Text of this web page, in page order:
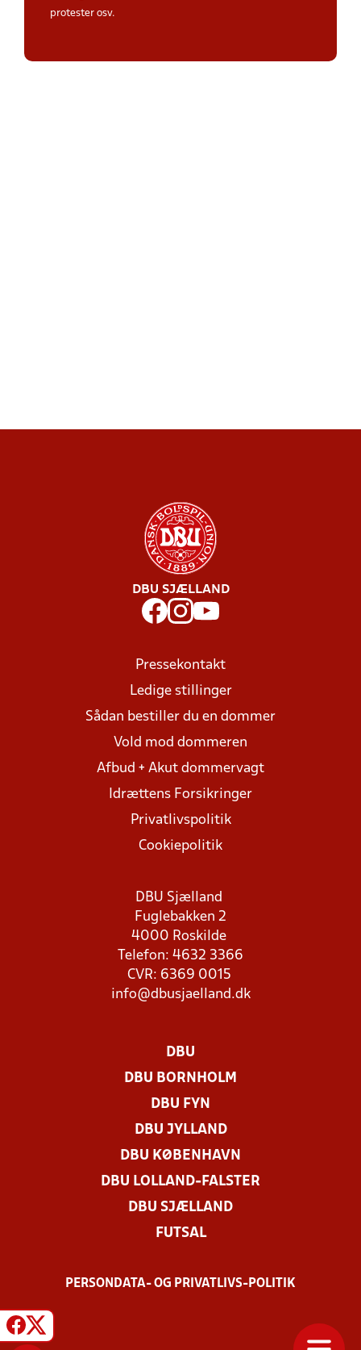
protester osv.
DBU SJÆLLAND
Pressekontakt
Ledige stillinger
Sådan bestiller du en dommer
Vold mod dommeren
Afbud + Akut dommervagt
Idrættens Forsikringer
Privatlivspolitik
Cookiepolitik
DBU Sjælland
Fuglebakken 2
4000 Roskilde
Telefon: 4632 3366
CVR: 6369 0015
info@dbusjaelland.dk
DBU
DBU BORNHOLM
DBU FYN
DBU JYLLAND
DBU KØBENHAVN
DBU LOLLAND-FALSTER
DBU SJÆLLAND
FUTSAL
PERSONDATA- OG PRIVATLIVS-POLITIK